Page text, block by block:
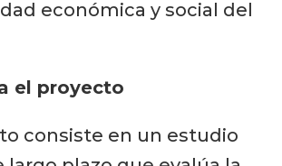
económica y social del
el proyecto
consiste en un estudio